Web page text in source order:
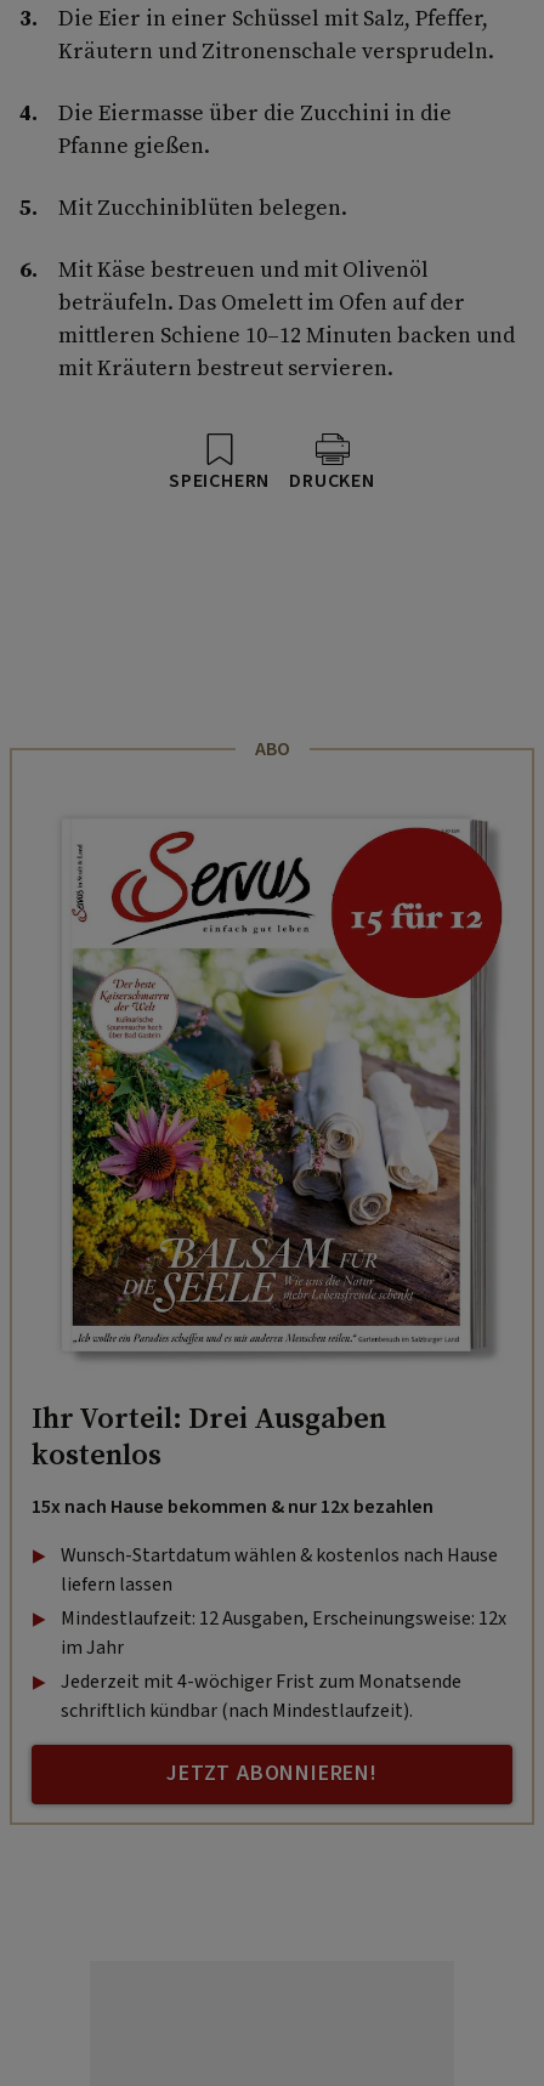
Die Eier in einer Schüssel mit Salz, Pfeffer,
Kräutern und Zitronenschale versprudeln.
Die Eiermasse über die Zucchini in die
Pfanne gießen.
Mit Zucchiniblüten belegen.
Mit Käse bestreuen und mit Olivenöl
beträufeln. Das Omelett im Ofen auf der
mittleren Schiene 10–12 Minuten backen und
mit Kräutern bestreut servieren.
SPEICHERN DRUCKEN
ABO
Ihr Vorteil: Drei Ausgaben
kostenlos
15x nach Hause bekommen & nur 12x bezahlen
Wunsch-Startdatum wählen & kostenlos nach Hause
liefern lassen
Mindestlaufzeit: 12 Ausgaben, Erscheinungsweise: 12x
im Jahr
Jederzeit mit 4-wöchiger Frist zum Monatsende
schriftlich kündbar (nach Mindestlaufzeit).
JETZT ABONNIEREN!